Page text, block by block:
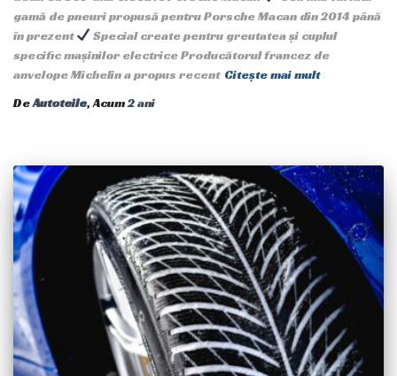
gamă de pneuri propusă pentru Porsche Macan din 2014 până
în prezent
Special create pentru greutatea și cuplul
specific mașinilor electrice Producătorul francez de
anvelope Michelin a propus recent Citește mai mult
DeAutoteile, Acum2 ani